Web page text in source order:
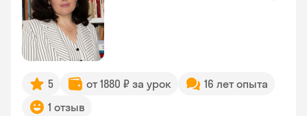
5 от 1880 ₽ за урок
16 лет опыта
1 отзыв